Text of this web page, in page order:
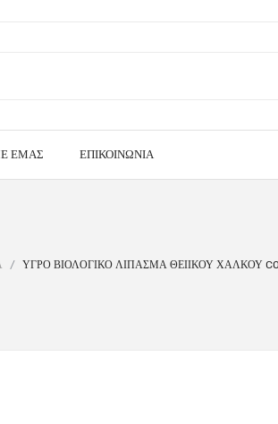
ΕΜΆΣ ΕΠΙΚΟΙΝΩΝΊΑ
/ ΥΓΡΟ ΒΙΟΛΟΓΙΚΟ ΛΙΠΑΣΜΑ ΘΕΙΙΚΟΥ ΧΑΛΚΟΥ